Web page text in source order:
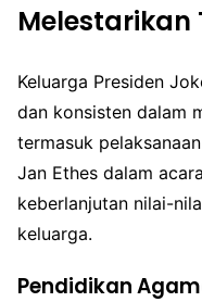
Melestarikan
Keluarga Presiden
dan konsisten dalam
termasuk
Jan Ethes dalam
keberlanjutan nilai-
keluarga.
Pendidikan